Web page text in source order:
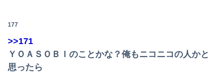
177
>>171
ＹＯＡＳＯＢＩのことかな？俺もニコニコの人かと
思ったら